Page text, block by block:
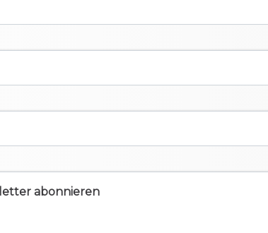
abonnieren